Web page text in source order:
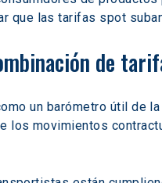
que las tarifas spot
de
un barómetro útil de
movimientos